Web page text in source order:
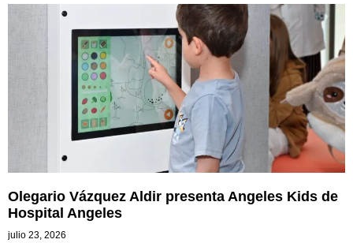
Olegario Vázquez Aldir presenta Angeles Kids de
Hospital Angeles
julio 23, 2026